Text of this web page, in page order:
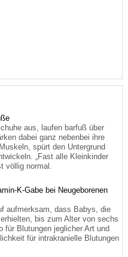
aus, laufen barfuß über
dabei ganz nebenbei ihre
spürt den Untergrund
„Fast alle Kleinkinder
völlig normal.
K-Gabe bei Neugeborenen
aufmerksam, dass Babys, die
bis zum Alter von sechs
für Blutungen jeglicher Art und
für intrakranielle Blutungen